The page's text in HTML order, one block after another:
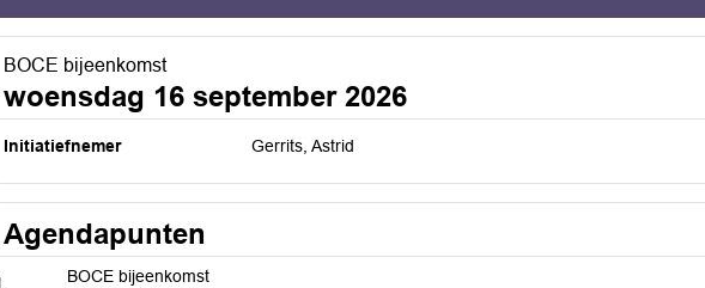
BOCE bijeenkomst
woensdag 16 september 2026
Initiatiefnemer Gerrits, Astrid
Agendapunten
BOCE bijeenkomst